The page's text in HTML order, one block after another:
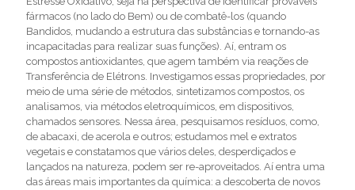
fármacos (no lado do Bem) ou de combatê-los (quando
Bandidos, mudando a estrutura das substâncias e tornando-as
incapacitadas para realizar suas funções). Aí, entram os
compostos antioxidantes, que agem também via reações de
Transferência de Elétrons. Investigamos essas propriedades, por
meio de uma série de métodos, sintetizamos compostos, os
analisamos, via métodos eletroquímicos, em dispositivos,
chamados sensores. Nessa área, pesquisamos resíduos, como,
de abacaxi, de acerola e outros; estudamos mel e extratos
vegetais e constatamos que vários deles, desperdiçados e
lançados na natureza, podem ser re-aproveitados. Aí entra uma
das áreas mais importantes da química: a descoberta de novos